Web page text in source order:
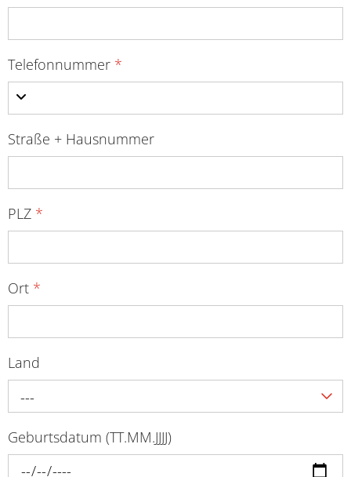
Telefonnummer *
Straße + Hausnummer
PLZ *
Ort *
Land
---
Geburtsdatum (TT.MM.JJJJ)